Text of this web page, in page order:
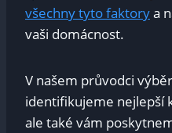
všechny tyto faktorya
vaši domácnost.
V našem průvodci
identifikujeme nejlepší
ale také vám